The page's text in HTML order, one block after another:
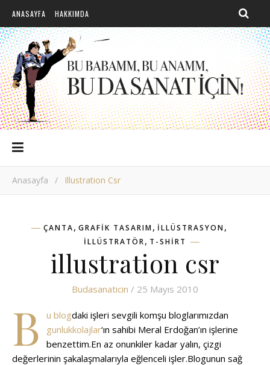
ANASAYFA HAKKIMDA
Anasayfa / Illustration Csr
ÇANTA, GRAFIK TASARIM, ILLÜSTRASYON,
ILLÜSTRATÖR, T-SHIRT
illustration csr
Budasanaticin / 25 Mayıs 2010
B u blogdaki işleri sevgili komşu bloglarımızdan
gunlukkolajlar‘ın sahibi Meral Erdoğan’ın işlerine
benzettim.En az onunkiler kadar yalın, çizgi
değerlerinin şakalaşmalarıyla eğlenceli işler.Blogunun sağ